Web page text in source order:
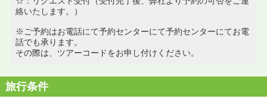
絡いたします。）
※ご予約はお電話にて予約センターにて予約センターにてお電
話でも承ります。
その際は、ツアーコードをお申し付けください。
旅行条件